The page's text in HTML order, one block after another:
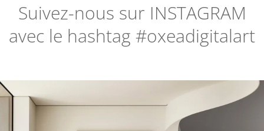
Suivez-nous sur INSTAGRAM
avec le hashtag #oxeadigitalart